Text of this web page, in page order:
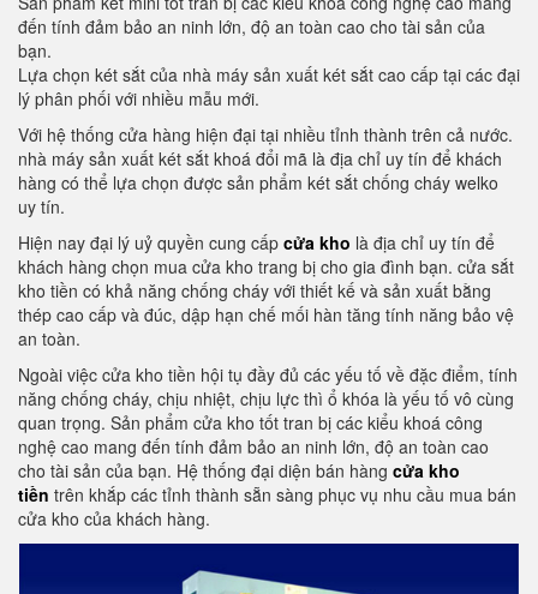
đến tính đảm bảo an ninh lớn, độ an toàn cao cho tài sản của
bạn.
Lựa chọn két sắt của nhà máy sản xuất két sắt cao cấp tại các đại
lý phân phối với nhiều mẫu mới.
Với hệ thống cửa hàng hiện đại tại nhiều tỉnh thành trên cả nước.
nhà máy sản xuất két sắt khoá đổi mã là địa chỉ uy tín để khách
hàng có thể lựa chọn được sản phẩm két sắt chống cháy welko
uy tín.
Hiện nay đại lý uỷ quyền cung cấp cửa kho là địa chỉ uy tín để
khách hàng chọn mua cửa kho trang bị cho gia đình bạn. cửa sắt
kho tiền có khả năng chống cháy với thiết kế và sản xuất bằng
thép cao cấp và đúc, dập hạn chế mối hàn tăng tính năng bảo vệ
an toàn.
Ngoài việc cửa kho tiền hội tụ đầy đủ các yếu tố về đặc điểm, tính
năng chống cháy, chịu nhiệt, chịu lực thì ổ khóa là yếu tố vô cùng
quan trọng. Sản phẩm cửa kho tốt tran bị các kiểu khoá công
nghệ cao mang đến tính đảm bảo an ninh lớn, độ an toàn cao
cho tài sản của bạn. Hệ thống đại diện bán hàng cửa kho
tiền trên khắp các tỉnh thành sẵn sàng phục vụ nhu cầu mua bán
cửa kho của khách hàng.